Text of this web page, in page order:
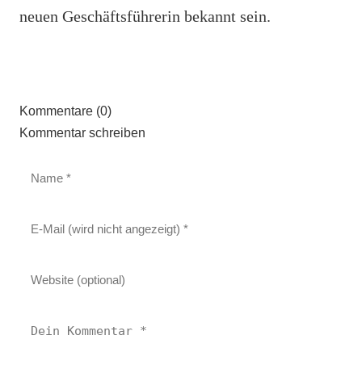
neuen Geschäftsführerin bekannt sein.
Kommentare (0)
Kommentar schreiben